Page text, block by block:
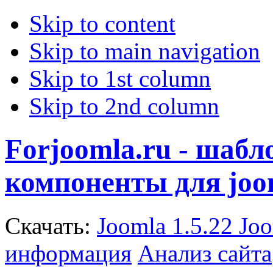
Skip to content
Skip to main navigation
Skip to 1st column
Skip to 2nd column
Forjoomla.ru -
компоненты для
Скачать: Joomla 1.5.22
информация Анализ сайта